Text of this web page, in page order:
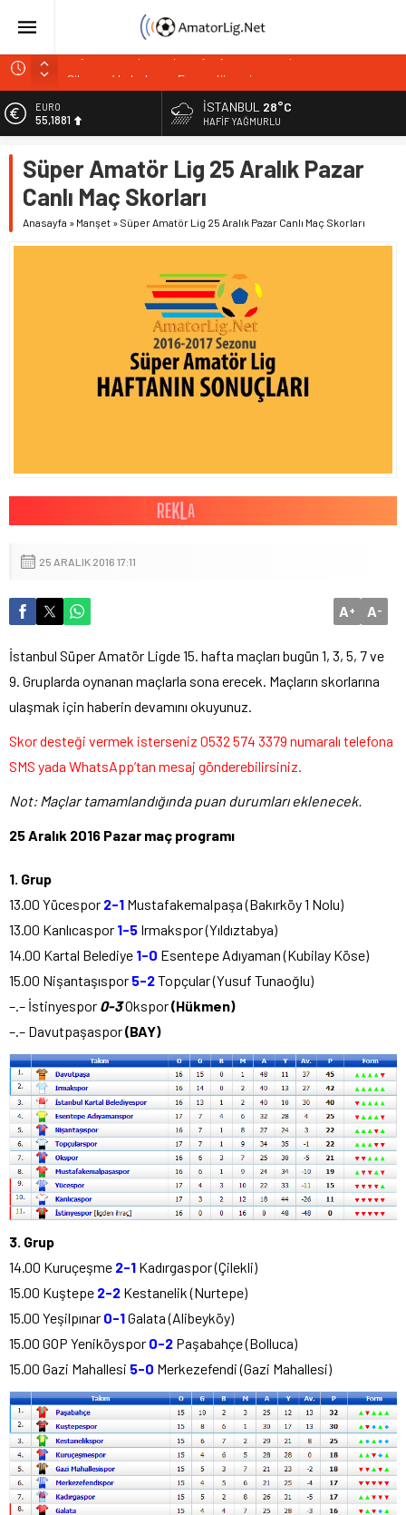
Bakırköyspor Kaan Bulut’u kadrosuna kattı
Bakırköyspor’dan Abdullah Tekçe hamlesi
Zeytinburnuspor kaptanıyla yeniden anlaştı
ALTIN
6.660,55
13.779,39
DOLAR
47,7111
İSTANBUL 28°C
HAFIF YAĞMURLU
Süper Amatör Lig 25 Aralık Pazar
Canlı Maç Skorları
Anasayfa » Manşet » Süper Amatör Lig 25 Aralık Pazar Canlı Maç Skorları
25 ARALIK 2016 17:11
A+ A-
İstanbul Süper Amatör Ligde 15. hafta maçları bugün 1, 3, 5, 7 ve
9. Gruplarda oynanan maçlarla sona erecek. Maçların skorlarına
ulaşmak için haberin devamını okuyunuz.
Skor desteği vermek isterseniz 0532 574 3379 numaralı telefona
SMS yada WhatsApp’tan mesaj gönderebilirsiniz.
Not: Maçlar tamamlandığında puan durumları eklenecek.
25 Aralık 2016 Pazar maç programı
1. Grup
13.00 Yücespor 2-1 Mustafakemalpaşa (Bakırköy 1 Nolu)
13.00 Kanlıcaspor 1-5 Irmakspor (Yıldıztabya)
14.00 Kartal Belediye 1-0 Esentepe Adıyaman (Kubilay Köse)
15.00 Nişantaşıspor 5-2Topçular (Yusuf Tunaoğlu)
–.– İstinyespor 0-3Okspor(Hükmen)
–.– Davutpaşaspor(BAY)
3. Grup
14.00 Kuruçeşme 2-1 Kadırgaspor (Çilekli)
15.00 Kuştepe 2-2 Kestanelik (Nurtepe)
15.00 Yeşilpınar 0-1Galata (Alibeyköy)
15.00 GOP Yeniköyspor 0-2 Paşabahçe (Bolluca)
15.00 Gazi Mahallesi 5-0 Merkezefendi (Gazi Mahallesi)